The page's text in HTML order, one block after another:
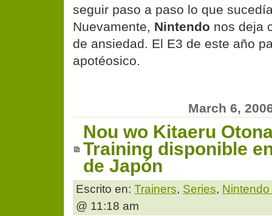
seguir paso a paso lo que
Nuevamente, Nintendo nos deja
de ansiedad. El E3 de este año
apotéosico.
March 6,
Nou wo Kitaeru
Training disponible
de Japón
Escrito en: Trainers, Series, Nintendo
@ 11:18 am